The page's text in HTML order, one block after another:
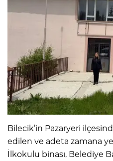
Bilecik’in Pazaryeri
edilen ve adeta zamana
İlkokulu binası, Belediye